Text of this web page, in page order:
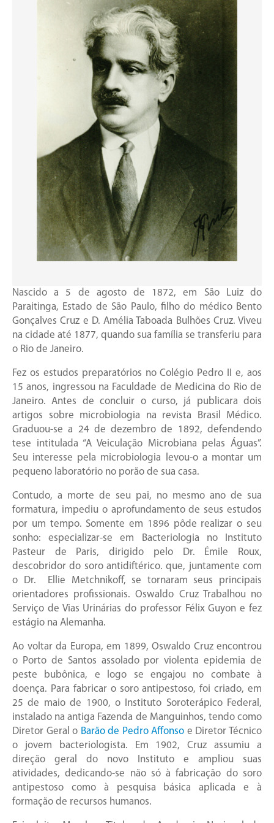
Nascido a 5 de agosto de 1872, em São Luiz do
Paraitinga, Estado de São Paulo, filho do médico Bento
Gonçalves Cruz e D. Amélia Taboada Bulhões Cruz. Viveu
na cidade até 1877, quando sua família se transferiu para
o Rio de Janeiro.
Fez os estudos preparatórios no Colégio Pedro II e, aos
15 anos, ingressou na Faculdade de Medicina do Rio de
Janeiro. Antes de concluir o curso, já publicara dois
artigos sobre microbiologia na revista Brasil Médico.
Graduou-se a 24 de dezembro de 1892, defendendo
tese intitulada “A Veiculação Microbiana pelas Águas”.
Seu interesse pela microbiologia levou-o a montar um
pequeno laboratório no porão de sua casa.
Contudo, a morte de seu pai, no mesmo ano de sua
formatura, impediu o aprofundamento de seus estudos
por um tempo. Somente em 1896 pôde realizar o seu
sonho: especializar-se em Bacteriologia no Instituto
Pasteur de Paris, dirigido pelo Dr. Émile Roux,
descobridor do soro antidiftérico. que, juntamente com
o Dr. Ellie Metchnikoff, se tornaram seus principais
orientadores profissionais. Oswaldo Cruz Trabalhou no
Serviço de Vias Urinárias do professor Félix Guyon e fez
estágio na Alemanha.
Ao voltar da Europa, em 1899, Oswaldo Cruz encontrou
o Porto de Santos assolado por violenta epidemia de
peste bubônica, e logo se engajou no combate à
doença. Para fabricar o soro antipestoso, foi criado, em
25 de maio de 1900, o Instituto Soroterápico Federal,
instalado na antiga Fazenda de Manguinhos, tendo como
Diretor Geral o Barão de Pedro Affonso e Diretor Técnico
o jovem bacteriologista. Em 1902, Cruz assumiu a
direção geral do novo Instituto e ampliou suas
atividades, dedicando-se não só à fabricação do soro
antipestoso como à pesquisa básica aplicada e à
formação de recursos humanos.